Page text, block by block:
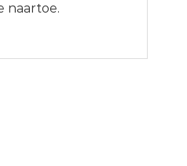
naartoe.